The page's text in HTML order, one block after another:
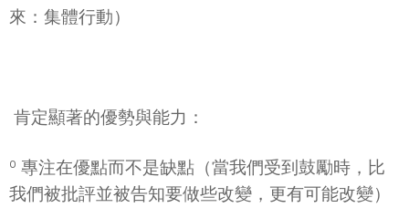
來：集體行動）
 肯定顯著的優勢與能力：
º 專注在優點而不是缺點（當我們受到鼓勵時，比
我們被批評並被告知要做些改變，更有可能改變）